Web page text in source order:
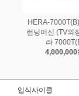
1,850,000원
입식사이클